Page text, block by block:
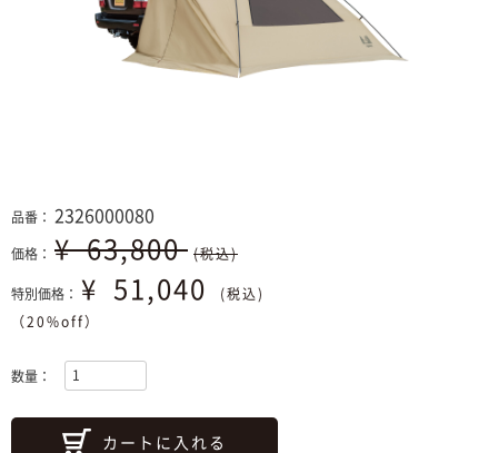
品番： 2326000080
価格： ¥63,800 (税込)
特別価格： ¥ 51,040
(税込)
（20%off）
数量：
カートに入れる